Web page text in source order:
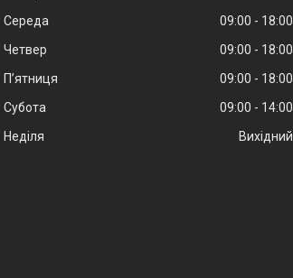
Середа
09:00
18:00
Четвер
09:00
18:00
Пʼятниця
09:00
18:00
Субота
09:00
14:00
Неділя
Вихідний